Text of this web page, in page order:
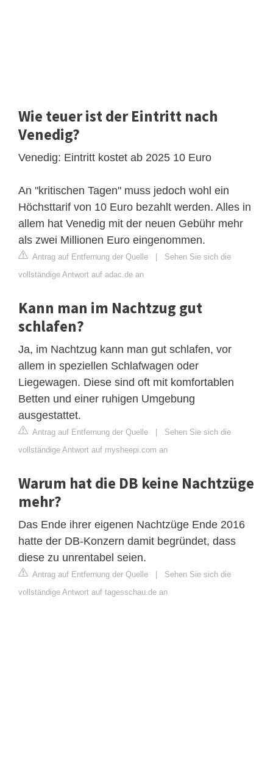
Wie teuer ist der Eintritt nach
Venedig?
Venedig: Eintritt kostet ab 2025 10 Euro
An "kritischen Tagen" muss jedoch wohl ein
Höchsttarif von 10 Euro bezahlt werden. Alles in
allem hat Venedig mit der neuen Gebühr mehr
als zwei Millionen Euro eingenommen.
Antrag auf Entfernung der Quelle | Sehen Sie sich die
vollständige Antwort auf adac.de an
Kann man im Nachtzug gut
schlafen?
Ja, im Nachtzug kann man gut schlafen, vor
allem in speziellen Schlafwagen oder
Liegewagen. Diese sind oft mit komfortablen
Betten und einer ruhigen Umgebung
ausgestattet.
Antrag auf Entfernung der Quelle | Sehen Sie sich die
vollständige Antwort auf mysheepi.com an
Warum hat die DB keine Nachtzüge
mehr?
Das Ende ihrer eigenen Nachtzüge Ende 2016
hatte der DB-Konzern damit begründet, dass
diese zu unrentabel seien.
Antrag auf Entfernung der Quelle | Sehen Sie sich die
vollständige Antwort auf tagesschau.de an